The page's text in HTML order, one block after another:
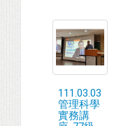
111.03.03
管理科學
實務講